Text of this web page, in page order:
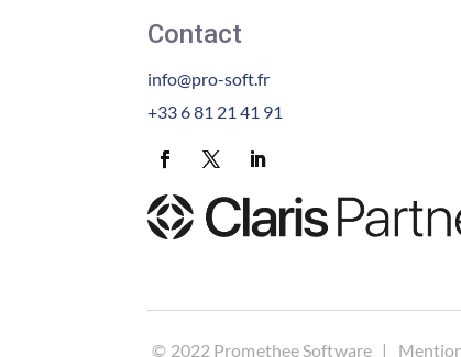
Contact
info@pro-soft.fr
+33 6 81 21 41 91
© 2022 Promethee Software |